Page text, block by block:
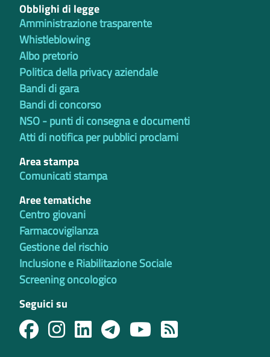
Obblighi di legge
Amministrazione trasparente
Whistleblowing
Albo pretorio
Politica della privacy aziendale
Bandi di gara
Bandi di concorso
NSO - punti di consegna e documenti
Atti di notifica per pubblici proclami
Area stampa
Comunicati stampa
Aree tematiche
Centro giovani
Farmacovigilanza
Gestione del rischio
Inclusione e Riabilitazione Sociale
Screening oncologico
Seguici su